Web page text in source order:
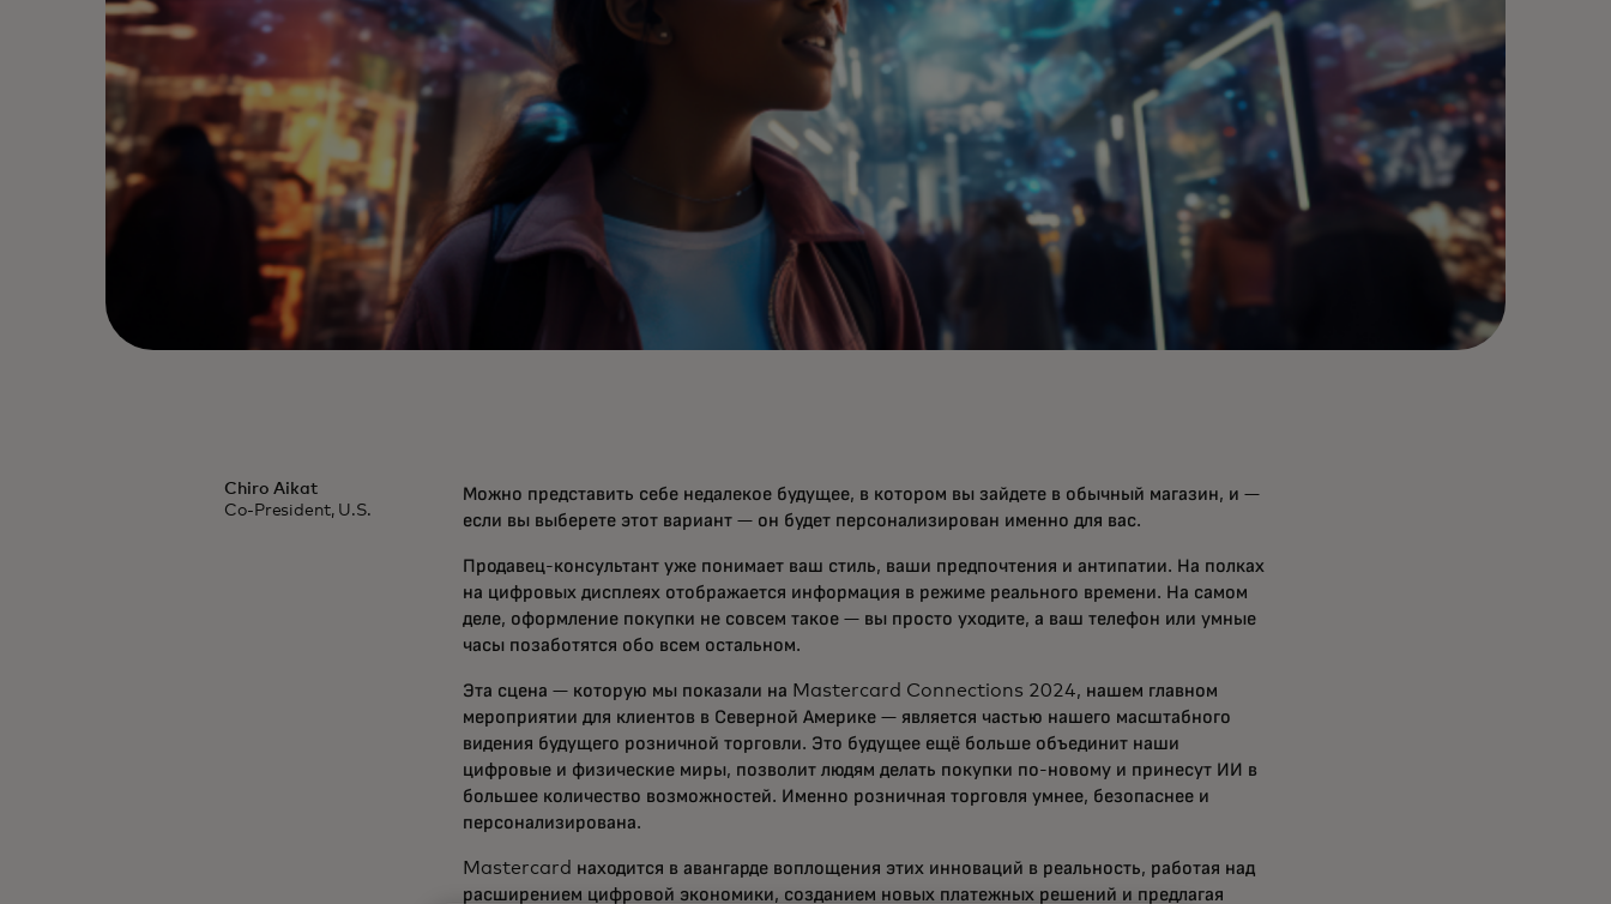
Chiro Aikat
Co-President, U.S.
Можно представить себе недалекое будущее, в котором вы зайдете в обычный магазин, и —
если вы выберете этот вариант — он будет персонализирован именно для вас.
Продавец-консультант уже понимает ваш стиль, ваши предпочтения и антипатии. На полках
на цифровых дисплеях отображается информация в режиме реального времени. На самом
деле, оформление покупки не совсем такое — вы просто уходите, а ваш телефон или умные
часы позаботятся обо всем остальном.
Эта сцена — которую мы показали на Mastercard Connections 2024, нашем главном
мероприятии для клиентов в Северной Америке — является частью нашего масштабного
видения будущего розничной торговли. Это будущее ещё больше объединит наши
цифровые и физические миры, позволит людям делать покупки по-новому и принесут ИИ в
большее количество возможностей. Именно розничная торговля умнее, безопаснее и
персонализирована.
Mastercard находится в авангарде воплощения этих инноваций в реальность, работая над
расширением цифровой экономики, созданием новых платежных решений и предлагая